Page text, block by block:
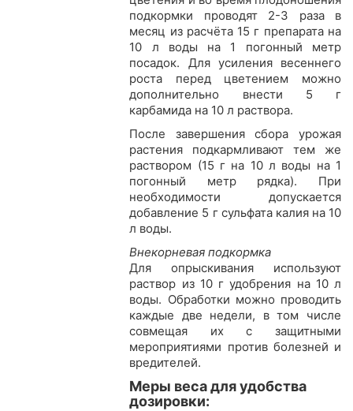
подкормки проводят 2-3 раза в
месяц из расчёта 15 г препарата на
10 л воды на 1 погонный метр
посадок. Для усиления весеннего
роста перед цветением можно
дополнительно внести 5 г
карбамида на 10 л раствора.
После завершения сбора урожая
растения подкармливают тем же
раствором (15 г на 10 л воды на 1
погонный метр рядка). При
необходимости допускается
добавление 5 г сульфата калия на 10
л воды.
Внекорневая подкормка
Для опрыскивания используют
раствор из 10 г удобрения на 10 л
воды. Обработки можно проводить
каждые две недели, в том числе
совмещая их с защитными
мероприятиями против болезней и
вредителей.
Меры веса для удобства
дозировки: